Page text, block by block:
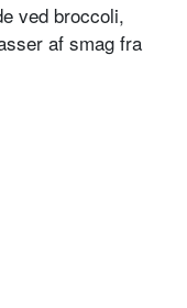
ved broccoli,
af smag fra